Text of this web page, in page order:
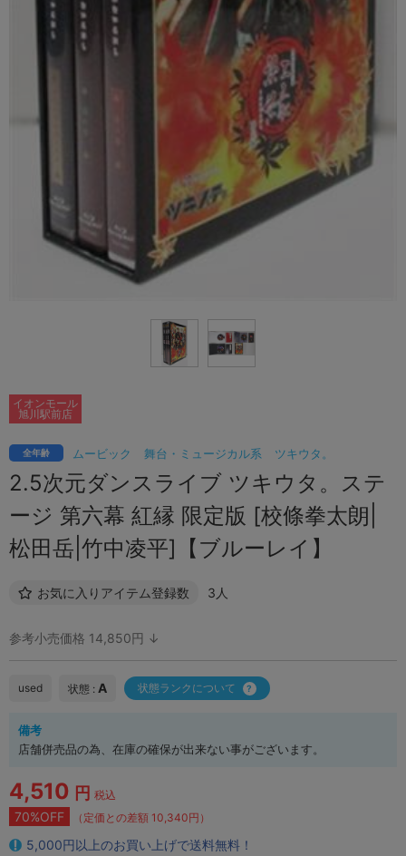
ムービック 舞台・ミュージカル系 ツキウタ。
全年齢
2.5次元ダンスライブ ツキウタ。ステ
ージ 第六幕 紅縁 限定版 [校條拳太朗|
松田岳|竹中凌平]【ブルーレイ】
お気に入りアイテム登録数 3人
イオンモール
旭川駅前店
参考小売価格 14,850円 ↓
used 状態 : A 状態ランクについて
備考
店舗併売品の為、在庫の確保が出来ない事がございます。
4,510 円 税込
70%OFF （定価との差額 10,340円）
5,000円以上のお買い上げで送料無料！